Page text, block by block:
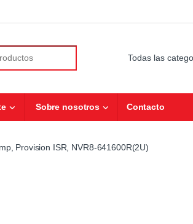
Sobre nosotros Contacto
Provision ISR, NVR8-641600R(2U)